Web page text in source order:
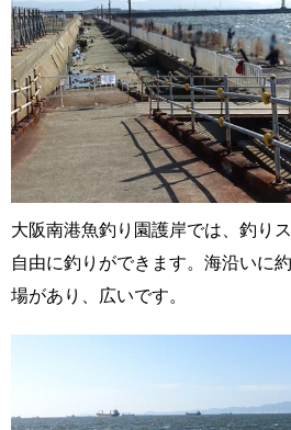
大阪南港魚釣り園護岸では、釣り
自由に釣りができます。海沿いに
場があり、広いです。